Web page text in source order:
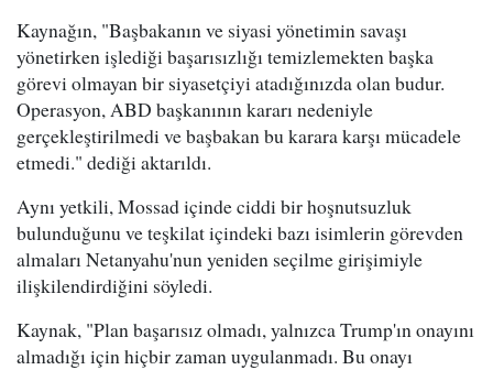
Kaynağın, "Başbakanın ve siyasi yönetimin savaşı
yönetirken işlediği başarısızlığı temizlemekten başka
görevi olmayan bir siyasetçiyi atadığınızda olan budur.
Operasyon, ABD başkanının kararı nedeniyle
gerçekleştirilmedi ve başbakan bu karara karşı mücadele
etmedi." dediği aktarıldı.
Aynı yetkili, Mossad içinde ciddi bir hoşnutsuzluk
bulunduğunu ve teşkilat içindeki bazı isimlerin görevden
almaları Netanyahu'nun yeniden seçilme girişimiyle
ilişkilendirdiğini söyledi.
Kaynak, "Plan başarısız olmadı, yalnızca Trump'ın onayını
almadığı için hiçbir zaman uygulanmadı. Bu onayı